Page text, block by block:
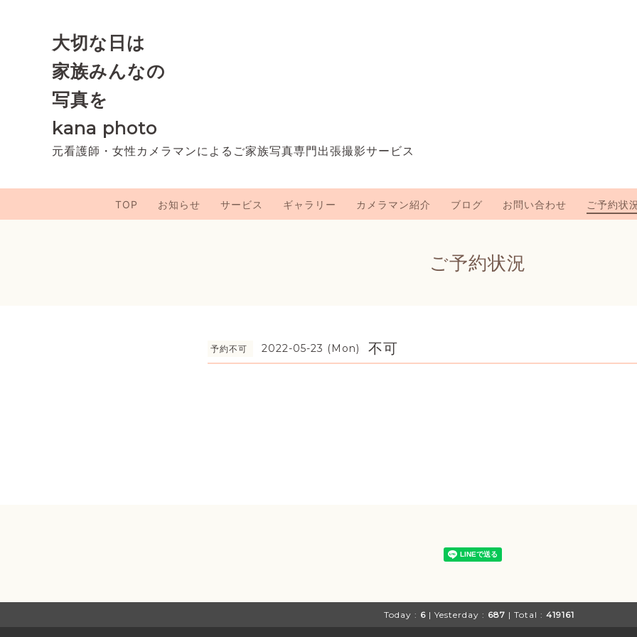
大切な日は
家族みんなの
写真を
kana photo
元看護師・女性カメラマンによるご家族写真専門出張撮影サービス
TOP お知らせ サービス ギャラリー カメラマン紹介 ブログ お問い合わせ ご予約状況
ご予約状況
予約不可 2022-05-23 (Mon) 不可
Today : 6 | Yesterday : 687 | Total : 419161